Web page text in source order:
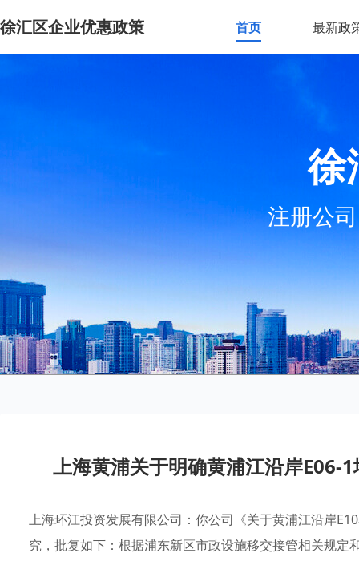
徐汇区企业优惠政策 首页 最新政
徐
注册公
上海黄浦关于明确黄浦江沿岸E06-
上海环江投资发展有限公司：你公司《关于黄浦江沿岸
究，批复如下：根据浦东新区市政设施移交接管相关规